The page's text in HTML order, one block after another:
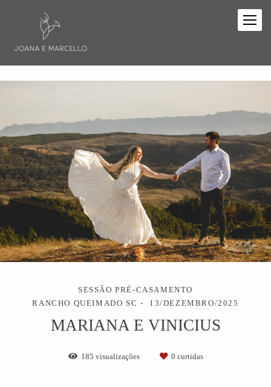
SESSÃO PRÉ-CASAMENTO
RANCHO QUEIMADO SC
13/DEZEMBRO/2025
MARIANA E VINICIUS
185 visualizações 0 curtidas